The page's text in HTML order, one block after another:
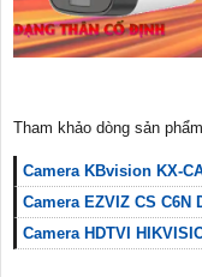
Tham khảo dòng sản
Camera KBvision KX-
Camera EZVIZ CS C6N
Camera HDTVI